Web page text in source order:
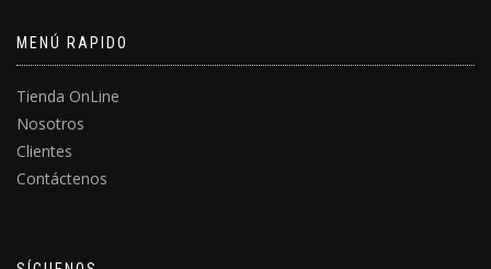
MENÚ RAPIDO
Tienda OnLine
Nosotros
Clientes
Contáctenos